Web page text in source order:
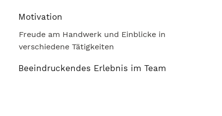
Beeindruckendes Erlebnis im Team
Motivation
Freude am Handwerk und Einblicke in
verschiedene Tätigkeiten